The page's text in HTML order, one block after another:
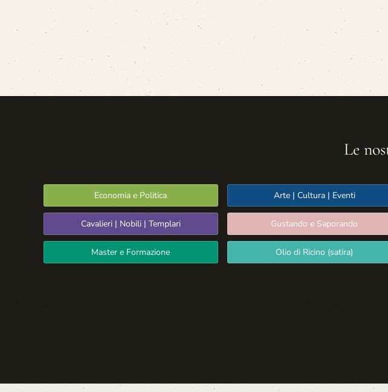
Le
Economia e Politica Arte | Cultura | Eventi
Cavalieri | Nobili | Templari Gustando e Saporando
Master e Formazione Olio di Ricino (satira)